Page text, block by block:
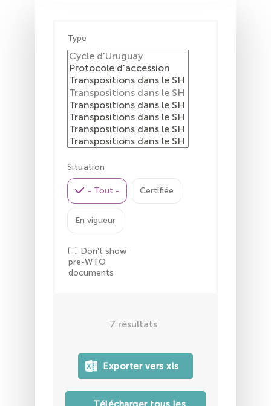
Type
Situation
- Tout - Certifiée
En vigueur
Don't show
pre-WTO
documents
7 résultats